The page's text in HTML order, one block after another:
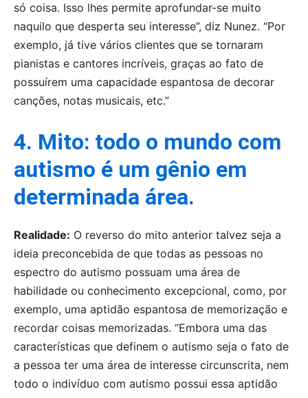
só coisa. Isso lhes permite aprofundar-se muito
naquilo que desperta seu interesse”, diz Nunez. “Por
exemplo, já tive vários clientes que se tornaram
pianistas e cantores incríveis, graças ao fato de
possuírem uma capacidade espantosa de decorar
canções, notas musicais, etc.”
4. Mito: todo o mundo com
autismo é um gênio em
determinada área.
Realidade: O reverso do mito anterior talvez seja a
ideia preconcebida de que todas as pessoas no
espectro do autismo possuam uma área de
habilidade ou conhecimento excepcional, como, por
exemplo, uma aptidão espantosa de memorização e
recordar coisas memorizadas. “Embora uma das
características que definem o autismo seja o fato de
a pessoa ter uma área de interesse circunscrita, nem
todo o indivíduo com autismo possui essa aptidão